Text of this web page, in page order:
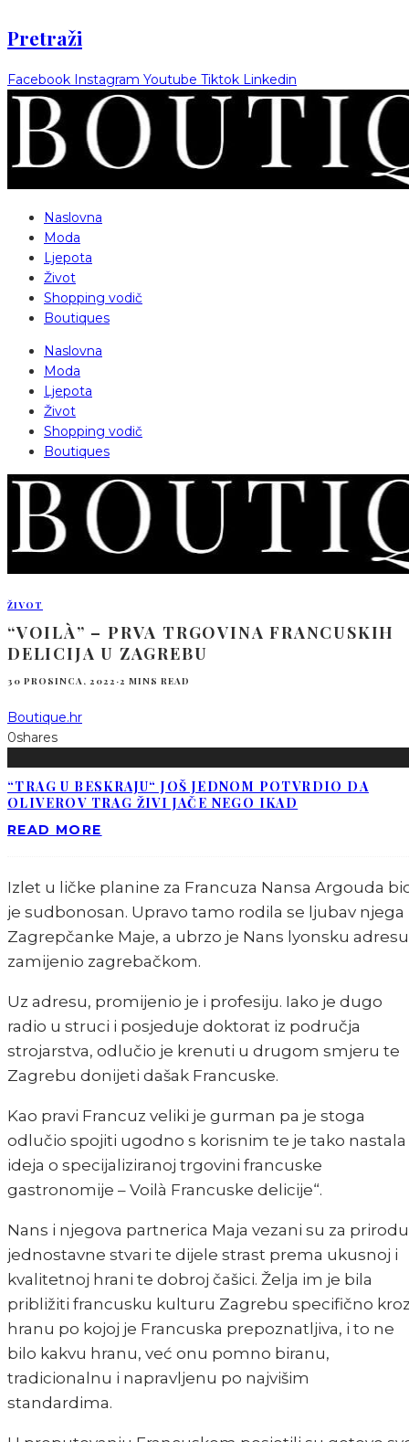
Pretraži
Facebook Instagram Youtube Tiktok Linkedin
Naslovna
Moda
Ljepota
Život
Shopping vodič
Boutiques
Naslovna
Moda
Ljepota
Život
Shopping vodič
Boutiques
ŽIVOT
“VOILÀ” – PRVA TRGOVINA FRANCUSKIH
DELICIJA U ZAGREBU
30 PROSINCA, 2022 ·2 MINS READ
Boutique.hr
0shares
“TRAG U BESKRAJU“ JOŠ JEDNOM POTVRDIO DA
OLIVEROV TRAG ŽIVI JAČE NEGO IKAD
READ MORE
Izlet u ličke planine za Francuza Nansa Argouda
je sudbonosan. Upravo tamo rodila se ljubav njega
Zagrepčanke Maje, a ubrzo je Nans lyonsku adresu
zamijenio zagrebačkom.
Uz adresu, promijenio je i profesiju. Iako je dugo
radio u struci i posjeduje doktorat iz područja
strojarstva, odlučio je krenuti u drugom smjeru te
Zagrebu donijeti dašak Francuske.
Kao pravi Francuz veliki je gurman pa je stoga
odlučio spojiti ugodno s korisnim te je tako nastala
ideja o specijaliziranoj trgovini francuske
gastronomije – Voilà Francuske delicije“.
Nans i njegova partnerica Maja vezani su za
jednostavne stvari te dijele strast prema ukusnoj i
kvalitetnoj hrani te dobroj čašici. Želja im je bila
približiti francusku kulturu Zagrebu specifično
hranu po kojoj je Francuska prepoznatljiva, i to ne
bilo kakvu hranu, već onu pomno biranu,
tradicionalnu i napravljenu po najvišim
standardima.